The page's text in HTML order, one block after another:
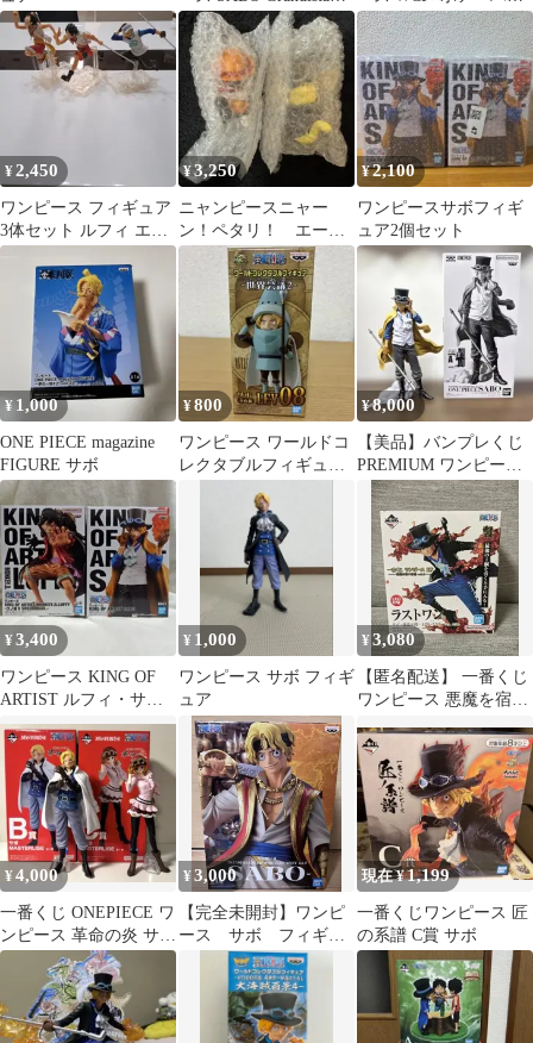
ィギュア
コック⭐︎エース⭐︎サボ⭐︎3
種セット⭐︎
¥2,450
ワンピース フィギュア
3体セット ルフィ エー
ス サボ
¥3,250
ニャンピースニャー
ン！ペタリ！ エー
ス サボ 2点セット
¥2,100
ワンピースサボフィギ
ュア2個セット
¥ 1,000
ONE PIECE magazine
FIGURE サボ
¥800
ワンピース ワールドコ
レクタブルフィギュア
世界会議2 サボ
¥8,000
【美品】バンプレくじ
PREMIUM ワンピース
サボ A賞 ブラシカラー
¥3,400
ワンピース KING OF
ARTIST ルフィ・サボ 2
体セット
¥ 1,000
ワンピース サボ フィギ
ュア
¥3,080
【匿名配送】 一番くじ
ワンピース 悪魔を宿す
サボ
¥4,000
一番くじ ONEPIECE ワ
ンピース 革命の炎 サボ
コアラ セット売り
¥3,000
【完全未開封】ワンピ
ース サボ フィギュ
現在 ¥1,199
一番くじワンピース 匠
の系譜 C賞 サボ